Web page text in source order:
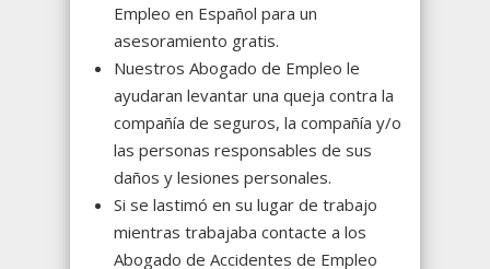
Empleo en Español para un
asesoramiento gratis.
Nuestros Abogado de Empleo le
ayudaran levantar una queja contra la
compañía de seguros, la compañía y/o
las personas responsables de sus
daños y lesiones personales.
Si se lastimó en su lugar de trabajo
mientras trabajaba contacte a los
Abogado de Accidentes de Empleo